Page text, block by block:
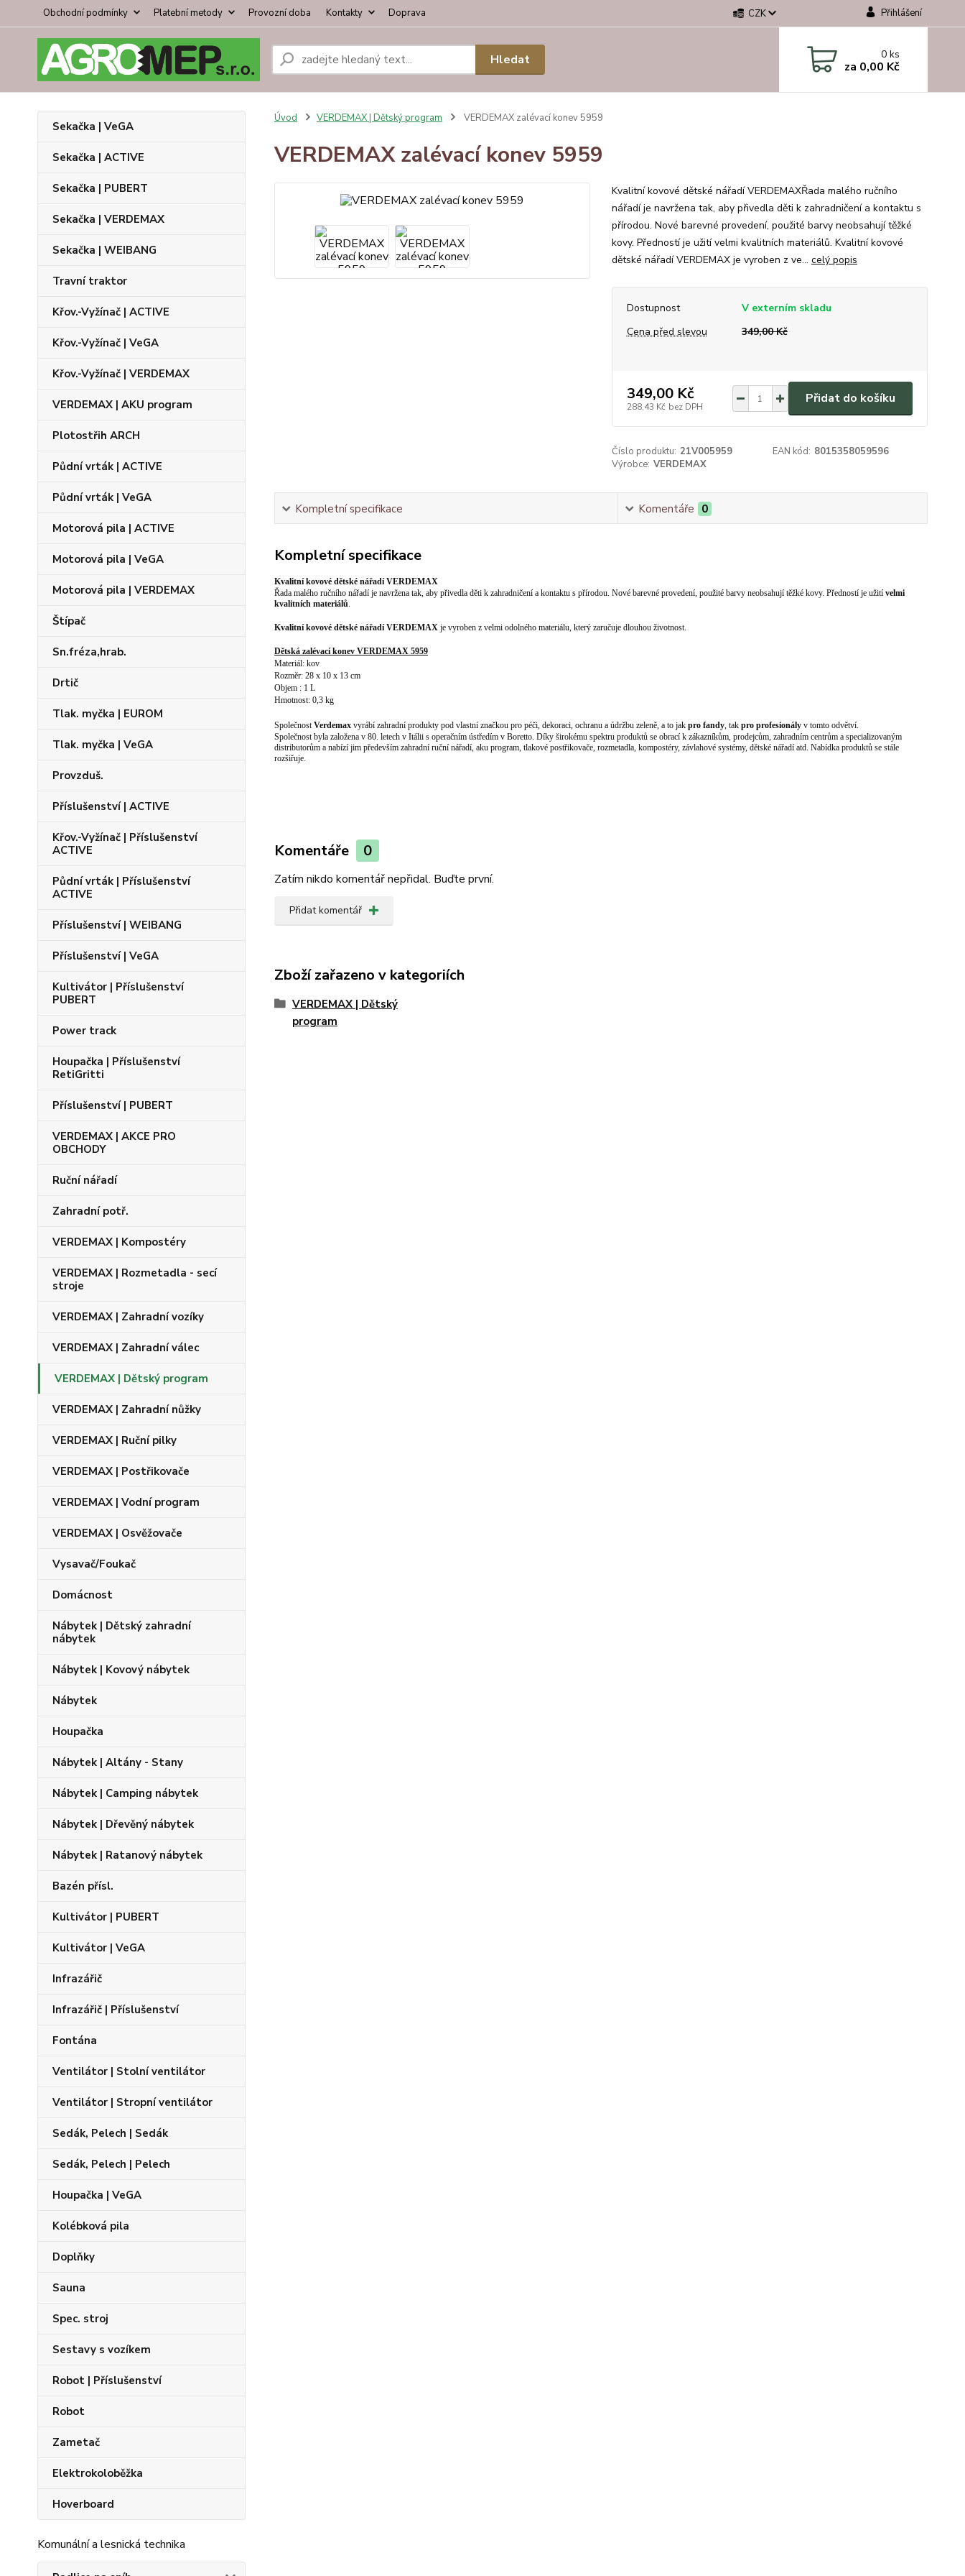
Obchodní podmínky Platební metody Provozní doba Kontakty Doprava CZK Přihlášení
Hledat 0ks
za 0,00 Kč
Sekačka | VeGA
Sekačka | ACTIVE
Sekačka | PUBERT
Sekačka | VERDEMAX
Sekačka | WEIBANG
Travní traktor
Křov.-Vyžínač | ACTIVE
Křov.-Vyžínač | VeGA
Křov.-Vyžínač | VERDEMAX
VERDEMAX | AKU program
Plotostřih ARCH
Půdní vrták | ACTIVE
Půdní vrták | VeGA
Motorová pila | ACTIVE
Motorová pila | VeGA
Motorová pila | VERDEMAX
Štípač
Sn.fréza,hrab.
Drtič
Tlak. myčka | EUROM
Tlak. myčka | VeGA
Provzduš.
Příslušenství | ACTIVE
Křov.-Vyžínač | Příslušenství
ACTIVE
Půdní vrták | Příslušenství
ACTIVE
Příslušenství | WEIBANG
Příslušenství | VeGA
Kultivátor | Příslušenství
PUBERT
Power track
Houpačka | Příslušenství
RetiGritti
Příslušenství | PUBERT
VERDEMAX | AKCE PRO
OBCHODY
Ruční nářadí
Zahradní potř.
VERDEMAX | Kompostéry
VERDEMAX | Rozmetadla - secí
stroje
VERDEMAX | Zahradní vozíky
VERDEMAX | Zahradní válec
VERDEMAX | Dětský program
VERDEMAX | Zahradní nůžky
VERDEMAX | Ruční pilky
VERDEMAX | Postřikovače
VERDEMAX | Vodní program
VERDEMAX | Osvěžovače
Vysavač/Foukač
Domácnost
Nábytek | Dětský zahradní
nábytek
Nábytek | Kovový nábytek
Nábytek
Houpačka
Nábytek | Altány - Stany
Nábytek | Camping nábytek
Nábytek | Dřevěný nábytek
Nábytek | Ratanový nábytek
Bazén přísl.
Kultivátor | PUBERT
Kultivátor | VeGA
Infrazářič
Infrazářič | Příslušenství
Fontána
Ventilátor | Stolní ventilátor
Ventilátor | Stropní ventilátor
Sedák, Pelech | Sedák
Sedák, Pelech | Pelech
Houpačka | VeGA
Kolébková pila
Doplňky
Sauna
Spec. stroj
Sestavy s vozíkem
Robot | Příslušenství
Robot
Zametač
Elektrokoloběžka
Hoverboard
Komunální a lesnická technika
Úvod VERDEMAX | Dětský program VERDEMAX zalévací konev 5959
VERDEMAX zalévací konev 5959
Kvalitní kovové dětské nářadí VERDEMAXŘada malého ručního
nářadí je navržena tak, aby přivedla děti k zahradničení a kontaktu s
přírodou. Nové barevné provedení, použité barvy neobsahují těžké
kovy. Předností je užití velmi kvalitních materiálů. Kvalitní kovové
dětské nářadí VERDEMAX je vyroben z ve... celý popis
Dostupnost
V externím skladu
Cena před slevou
349,00 Kč
349,00 Kč
288,43 Kč bez DPH
Přidat do košíku
Číslo produktu: 21V005959 EAN kód: 8015358059596
Výrobce: VERDEMAX
Kompletní specifikace Komentáře 0
Kompletní specifikace
Kvalitní kovové dětské nářadí VERDEMAX
Řada malého ručního nářadí je navržena tak, aby přivedla děti k zahradničení a kontaktu s přírodou. Nové barevné provedení, použité barvy neobsahují těžké kovy. Předností je užití velmi
kvalitních materiálů.
Kvalitní kovové dětské nářadí VERDEMAXje vyroben z velmi odolného materiálu, který zaručuje dlouhou životnost.
Dětská zalévací konev VERDEMAX 5959
Materiál: kov
Rozměr: 28 x 10 x 13 cm
Objem : 1 L
Hmotnost: 0,3 kg
SpolečnostVerdemaxvyrábí zahradní produkty pod vlastní značkou pro péči, dekoraci, ochranu a údržbu zeleně, a to jak pro fandy, tak pro profesionályv tomto odvětví.
Společnost byla založena v 80. letech v Itálii s operačním ústředím v Boretto. Díky širokému spektru produktů se obrací k zákazníkům, prodejcům, zahradním centrům a specializovaným
distributorům a nabízí jim především zahradní ruční nářadí, aku program, tlakové postřikovače, rozmetadla, kompostéry, závlahové systémy, dětské nářadí atd. Nabídka produktů se stále
rozšiřuje.
Komentáře 0
Zatím nikdo komentář nepřidal. Buďte první.
Přidat komentář
Zboží zařazeno v kategoriích
VERDEMAX | Dětský
program